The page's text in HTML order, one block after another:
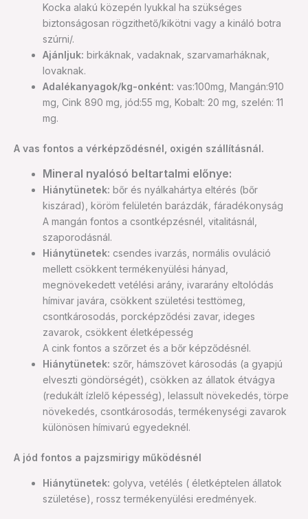
Kocka alakú közepén lyukkal ha szükséges
biztonságosan rögzithető/kikötni vagy a kináló botra
szúrni/.
Ajánljuk: birkáknak, vadaknak, szarvamarháknak,
lovaknak.
Adalékanyagok/kg-onként: vas:100mg, Mangán:910
mg, Cink 890 mg, jód:55 mg, Kobalt: 20 mg, szelén: 11
mg.
A vas fontos a vérképződésnél, oxigén szállításnál.
Mineral nyalósó beltartalmi előnye:
Hiánytünetek: bőr és nyálkahártya eltérés (bőr
kiszárad), köröm felületén barázdák, fáradékonyság
A mangán fontos a csontképzésnél, vitalitásnál,
szaporodásnál.
Hiánytünetek: csendes ivarzás, normális ovuláció
mellett csökkent termékenyülési hányad,
megnövekedett vetélési arány, ivararány eltolódás
hímivar javára, csökkent születési testtömeg,
csontkárosodás, porcképződési zavar, ideges
zavarok, csökkent életképesség
A cink fontos a szőrzet és a bőr képződésnél.
Hiánytünetek: szőr, hámszövet károsodás (a gyapjú
elveszti göndörségét), csökken az állatok étvágya
(redukált ízlelő képesség), lelassult növekedés, törpe
növekedés, csontkárosodás, termékenységi zavarok
különösen hímivarú egyedeknél.
A jód fontos a pajzsmirigy működésnél
Hiánytünetek: golyva, vetélés ( életképtelen állatok
születése), rossz termékenyülési eredmények.